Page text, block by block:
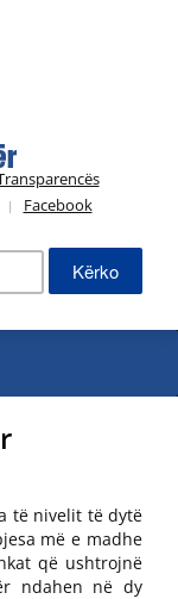
Facebook
të nivelit të dytë
më e madhe
që ushtrojnë
ndahen në dy